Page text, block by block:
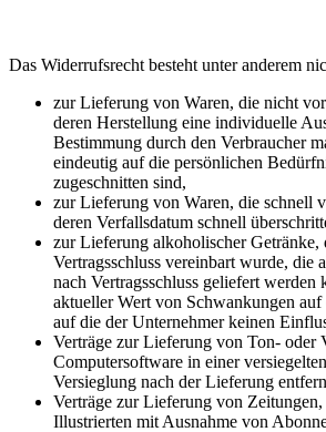
Das Widerrufsrecht besteht unter anderem
zur Lieferung von Waren, die nicht
deren Herstellung eine individuelle
Bestimmung durch den Verbraucher
eindeutig auf die persönlichen
zugeschnitten sind,
zur Lieferung von Waren, die schnell
deren Verfallsdatum schnell
zur Lieferung alkoholischer Getränke,
Vertragsschluss vereinbart wurde, die
nach Vertragsschluss geliefert werden
aktueller Wert von Schwankungen
auf die der Unternehmer keinen
Verträge zur Lieferung von Ton- oder
Computersoftware in einer
Versieglung nach der Lieferung
Verträge zur Lieferung von
Illustrierten mit Ausnahme von